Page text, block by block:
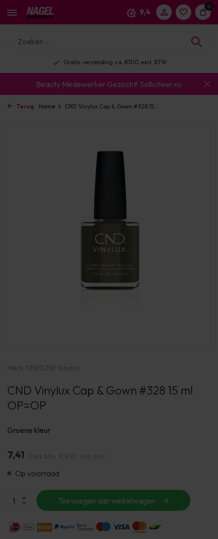
9,4
0
Gratis verzending v.a. €100 excl. BTW
Beauty Medewerker Gezocht! Solliciteer nu
Terug Home CND Vinylux Cap & Gown #328 15...
Merk: CND|CND Vinylux
CND Vinylux Cap & Gown #328 15 ml
OP=OP
Groene kleur
7,41 Excl. btw €8,97 Incl. btw
Op voorraad
Toevoegen aan winkelwagen